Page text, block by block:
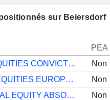
sur Beiersdorf
PEA
DPAM L EQUITIES CONVICTION RESEARCH A
Non
BELFIUS EQUITIES EUROPE CONVICTION C CAP
Non
BSF GLOBAL EQUITY ABSOLUTE RET X2 AUD H
Non